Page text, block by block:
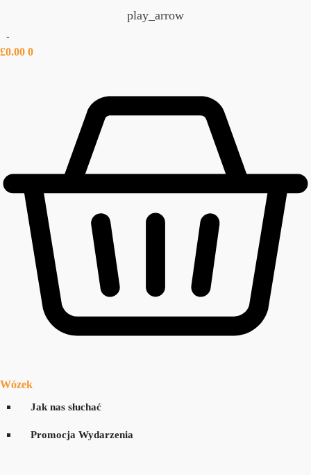
play_arrow
-
£0.00 0
Wózek
Jak nas słuchać
Promocja Wydarzenia